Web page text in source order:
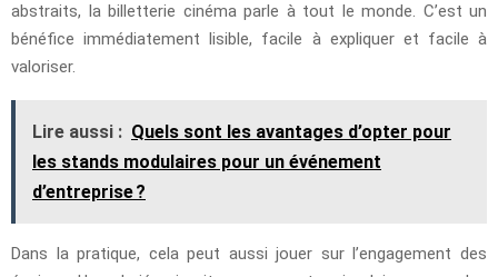
abstraits, la billetterie cinéma parle à tout le monde. C’est un
bénéfice immédiatement lisible, facile à expliquer et facile à
valoriser.
Lire aussi : Quels sont les avantages d’opter pour
les stands modulaires pour un événement
d’entreprise ?
Dans la pratique, cela peut aussi jouer sur l’engagement des